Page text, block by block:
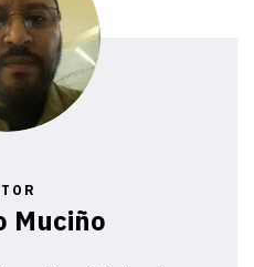
Muciño